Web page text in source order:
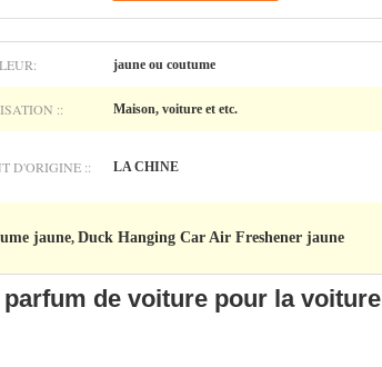
jaune ou coutume
:: Maison, voiture et etc.
D'ORIGINE :: LA CHINE
jaune, Duck Hanging Car Air Freshener jaune
de voiture pour la voiture